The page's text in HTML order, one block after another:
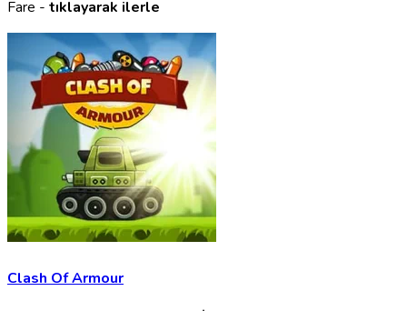
Fare - tıklayarak ilerle
Clash Of Armour